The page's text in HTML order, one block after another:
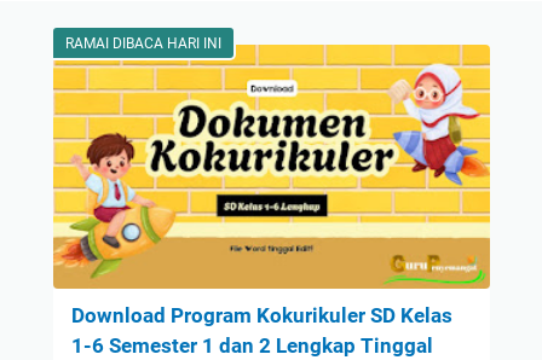
RAMAI DIBACA HARI INI
Download Program Kokurikuler SD Kelas
1-6 Semester 1 dan 2 Lengkap Tinggal